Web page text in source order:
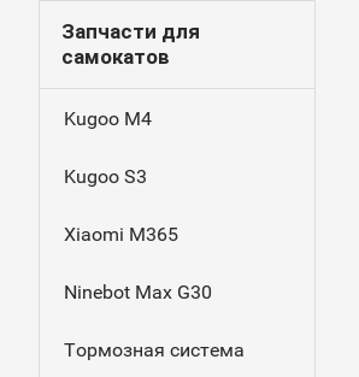
Запчасти для
самокатов
Kugoo M4
Kugoo S3
Xiaomi M365
Ninebot Max G30
Тормозная система